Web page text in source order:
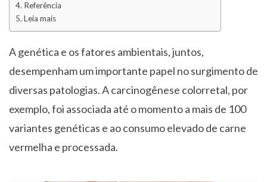
Referência
Leia mais
A genética e os fatores ambientais, juntos,
desempenham um importante papel no surgimento de
diversas patologias. A carcinogênese colorretal, por
exemplo, foi associada até o momento a mais de 100
variantes genéticas e ao consumo elevado de carne
vermelha e processada.